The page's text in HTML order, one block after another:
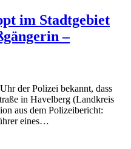
im Stadtgebiet
–
der Polizei bekannt, dass
in Havelberg (Landkreis
aus dem Polizeibericht:
eines…